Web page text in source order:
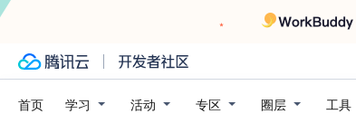
首页 学习 活动 专区 圈层 工具